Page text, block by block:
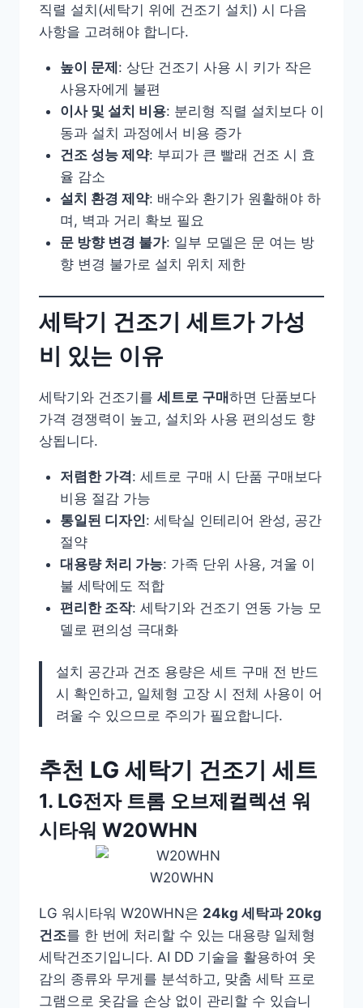
직렬 설치(세탁기 위에 건조기 설치) 시 다음
사항을 고려해야 합니다.
높이 문제: 상단 건조기 사용 시 키가 작은
사용자에게 불편
이사 및 설치 비용: 분리형 직렬 설치보다 이
동과 설치 과정에서 비용 증가
건조 성능 제약: 부피가 큰 빨래 건조 시 효
율 감소
설치 환경 제약: 배수와 환기가 원활해야 하
며, 벽과 거리 확보 필요
문 방향 변경 불가: 일부 모델은 문 여는 방
향 변경 불가로 설치 위치 제한
세탁기 건조기 세트가 가성
비 있는 이유
세탁기와 건조기를 세트로 구매하면 단품보다
가격 경쟁력이 높고, 설치와 사용 편의성도 향
상됩니다.
저렴한 가격: 세트로 구매 시 단품 구매보다
비용 절감 가능
통일된 디자인: 세탁실 인테리어 완성, 공간
절약
대용량 처리 가능: 가족 단위 사용, 겨울 이
불 세탁에도 적합
편리한 조작: 세탁기와 건조기 연동 가능 모
델로 편의성 극대화
설치 공간과 건조 용량은 세트 구매 전 반드
시 확인하고, 일체형 고장 시 전체 사용이 어
려울 수 있으므로 주의가 필요합니다.
추천 LG 세탁기 건조기 세트
1. LG전자 트롬 오브제컬렉션 워
시타워 W20WHN
W20WHN
LG 워시타워 W20WHN은 24kg 세탁과 20kg
건조를 한 번에 처리할 수 있는 대용량 일체형
세탁건조기입니다. AI DD 기술을 활용하여 옷
감의 종류와 무게를 분석하고, 맞춤 세탁 프로
그램으로 옷감을 손상 없이 관리할 수 있습니